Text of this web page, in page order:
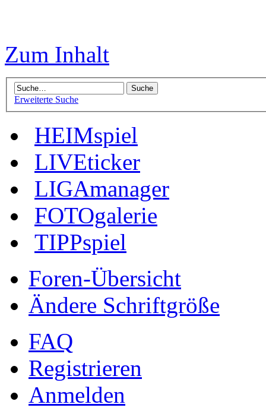
Zum Inhalt
Erweiterte Suche
HEIMspiel
LIVEticker
LIGAmanager
FOTOgalerie
TIPPspiel
Foren-Übersicht
Ändere Schriftgröße
FAQ
Registrieren
Anmelden